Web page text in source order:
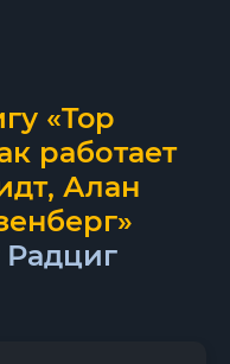
«Top
работает
Алан
Радциг